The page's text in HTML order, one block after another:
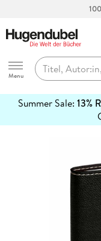
Hugendubel
Menu
Summer Sale: 13%
erfahren